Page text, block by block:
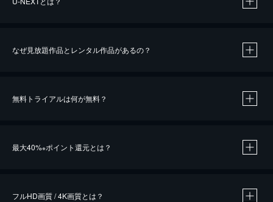
なぜ見放題作品とレンタル作品があるの？
無料トライアルは何が無料？
最大40%※ポイント還元とは？
フルHD画質 / 4K画質とは？